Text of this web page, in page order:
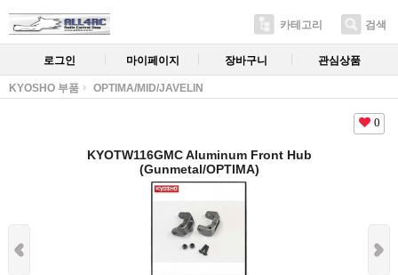
카테고리 검색
로그인 마이페이지 장바구니 관심상품
KYOSHO 부품 OPTIMA/MID/JAVELIN
0
KYOTW116GMC Aluminum Front Hub
(Gunmetal/OPTIMA)